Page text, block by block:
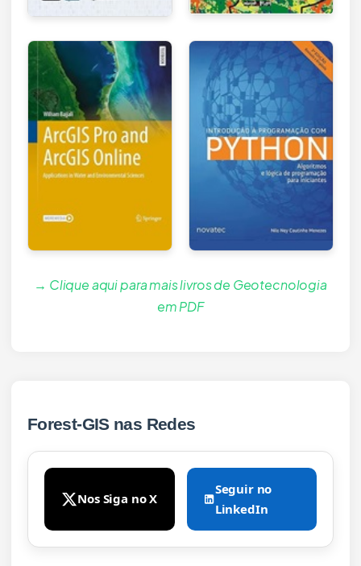
→ Clique aqui para mais livros de Geotecnologia
em PDF
Forest-GIS nas Redes
Nos Siga no X
Seguir no
LinkedIn